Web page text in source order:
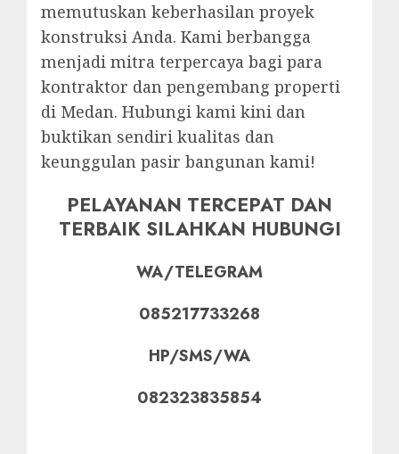
memutuskan keberhasilan proyek
konstruksi Anda. Kami berbangga
menjadi mitra terpercaya bagi para
kontraktor dan pengembang properti
di Medan. Hubungi kami kini dan
buktikan sendiri kualitas dan
keunggulan pasir bangunan kami!
PELAYANAN TERCEPAT DAN
TERBAIK SILAHKAN HUBUNGI
WA/TELEGRAM
085217733268
HP/SMS/WA
082323835854